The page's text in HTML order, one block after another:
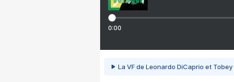
0:00
La VF de Leonardo DiCaprio et